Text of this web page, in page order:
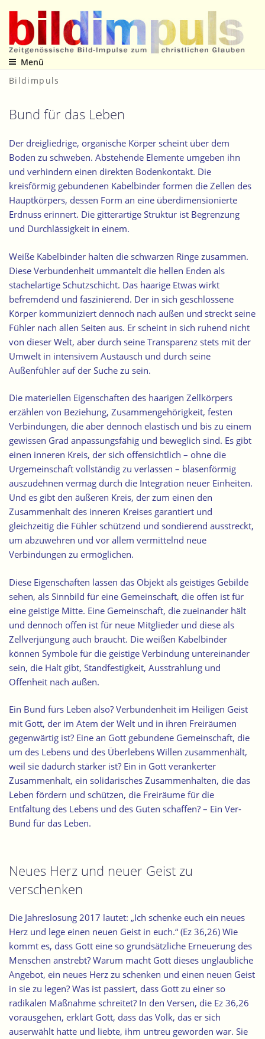
Inhalt
springen
Zeitgenössische Bild-Impulse zum christlichen Glauben
Menü
Bildimpuls
Bund für das Leben
Der dreigliedrige, organische Körper scheint über dem
Boden zu schweben. Abstehende Elemente umgeben ihn
und verhindern einen direkten Bodenkontakt. Die
kreisförmig gebundenen Kabelbinder formen die Zellen des
Hauptkörpers, dessen Form an eine überdimensionierte
Erdnuss erinnert. Die gitterartige Struktur ist Begrenzung
und Durchlässigkeit in einem.
Weiße Kabelbinder halten die schwarzen Ringe zusammen.
Diese Verbundenheit ummantelt die hellen Enden als
stachelartige Schutzschicht. Das haarige Etwas wirkt
befremdend und faszinierend. Der in sich geschlossene
Körper kommuniziert dennoch nach außen und streckt seine
Fühler nach allen Seiten aus. Er scheint in sich ruhend nicht
von dieser Welt, aber durch seine Transparenz stets mit der
Umwelt in intensivem Austausch und durch seine
Außenfühler auf der Suche zu sein.
Die materiellen Eigenschaften des haarigen Zellkörpers
erzählen von Beziehung, Zusammengehörigkeit, festen
Verbindungen, die aber dennoch elastisch und bis zu einem
gewissen Grad anpassungsfähig und beweglich sind. Es gibt
einen inneren Kreis, der sich offensichtlich – ohne die
Urgemeinschaft vollständig zu verlassen – blasenförmig
auszudehnen vermag durch die Integration neuer Einheiten.
Und es gibt den äußeren Kreis, der zum einen den
Zusammenhalt des inneren Kreises garantiert und
gleichzeitig die Fühler schützend und sondierend ausstreckt,
um abzuwehren und vor allem vermittelnd neue
Verbindungen zu ermöglichen.
Diese Eigenschaften lassen das Objekt als geistiges Gebilde
sehen, als Sinnbild für eine Gemeinschaft, die offen ist für
eine geistige Mitte. Eine Gemeinschaft, die zueinander hält
und dennoch offen ist für neue Mitglieder und diese als
Zellverjüngung auch braucht. Die weißen Kabelbinder
können Symbole für die geistige Verbindung untereinander
sein, die Halt gibt, Standfestigkeit, Ausstrahlung und
Offenheit nach außen.
Ein Bund fürs Leben also? Verbundenheit im Heiligen Geist
mit Gott, der im Atem der Welt und in ihren Freiräumen
gegenwärtig ist? Eine an Gott gebundene Gemeinschaft, die
um des Lebens und des Überlebens Willen zusammenhält,
weil sie dadurch stärker ist? Ein in Gott verankerter
Zusammenhalt, ein solidarisches Zusammenhalten, die das
Leben fördern und schützen, die Freiräume für die
Entfaltung des Lebens und des Guten schaffen? – Ein Ver-
Bund für das Leben.
Neues Herz und neuer Geist zu
verschenken
Die Jahreslosung 2017 lautet: „Ich schenke euch ein neues
Herz und lege einen neuen Geist in euch.“ (Ez 36,26) Wie
kommt es, dass Gott eine so grundsätzliche Erneuerung des
Menschen anstrebt? Warum macht Gott dieses unglaubliche
Angebot, ein neues Herz zu schenken und einen neuen Geist
in sie zu legen? Was ist passiert, dass Gott zu einer so
radikalen Maßnahme schreitet? In den Versen, die Ez 36,26
vorausgehen, erklärt Gott, dass das Volk, das er sich
auserwählt hatte und liebte, ihm untreu geworden war. Sie